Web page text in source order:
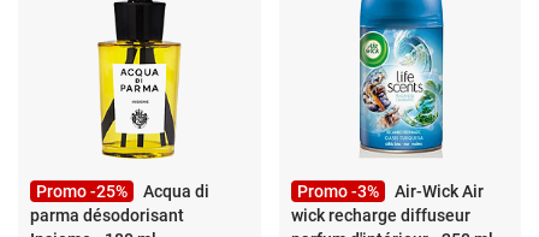
Promo -25%
Acqua di
parma désodorisant
Promo -3%
Air-Wick Air
wick recharge diffuseur